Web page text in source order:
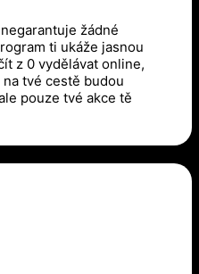
žádné
ti ukáže jasnou
z 0 vydělávat online,
tvé cestě budou
pouze tvé akce tě